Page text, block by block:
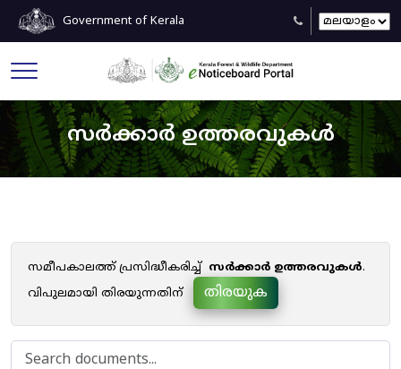
Government of Kerala
സർക്കാർ ഉത്തരവുകൾ
സമീപകാലത്ത് പ്രസിദ്ധീകരിച്ച് സർക്കാർ ഉത്തരവുകൾ.
വിപുലമായി തിരയുന്നതിന്
തിരയുക